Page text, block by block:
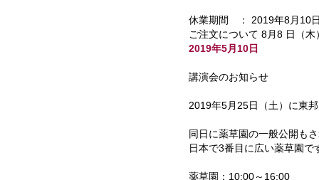
休業期間 ： 2019年8月10
ご注文について 8月8 日（
2019年5月10日
講演会のお知らせ
2019年5月25日（土）に東
同日に薬草園の一般公開も
日本で3番目に広い薬草園
薬草園：10:00～16:00